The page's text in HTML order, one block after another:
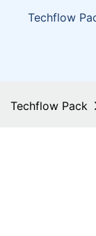
Techflow
Techflow Pack